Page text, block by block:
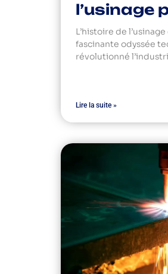
l’usinage
L’histoire de
fascinante odyssée
révolutionné
Lire la suite »